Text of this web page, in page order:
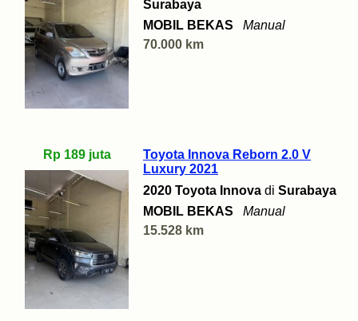
Surabaya
MOBIL BEKAS
Manual
70.000 km
Rp 189 juta
Toyota Innova Reborn 2.0 V
Luxury 2021
2020 Toyota Innova di Surabaya
MOBIL BEKAS
Manual
15.528 km